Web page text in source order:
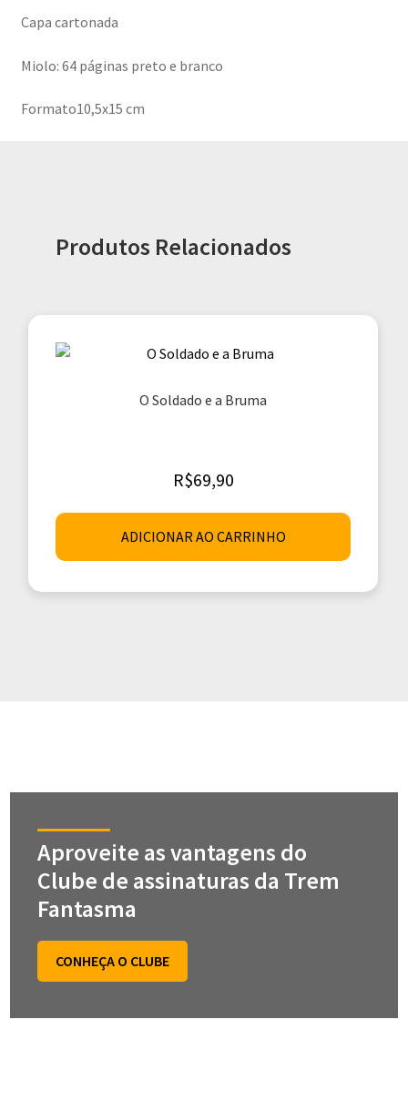
Capa cartonada
Miolo: 64 páginas preto e branco
Formato10,5x15 cm
Produtos Relacionados
O Soldado e a Bruma
R$69,90
ADICIONAR AO CARRINHO
Aproveite as vantagens do
Clube de assinaturas da Trem
Fantasma
CONHEÇA O CLUBE